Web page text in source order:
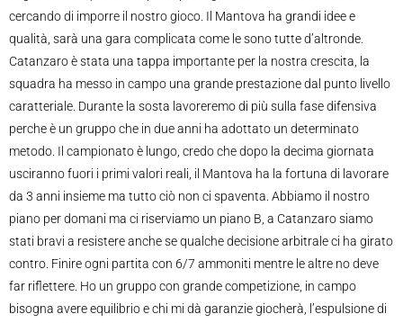
cercando di imporre il nostro gioco. Il Mantova ha grandi idee e
qualità, sarà una gara complicata come le sono tutte d’altronde.
Catanzaro è stata una tappa importante per la nostra crescita, la
squadra ha messo in campo una grande prestazione dal punto livello
caratteriale. Durante la sosta lavoreremo di più sulla fase difensiva
perche è un gruppo che in due anni ha adottato un determinato
metodo. Il campionato è lungo, credo che dopo la decima giornata
usciranno fuori i primi valori reali, il Mantova ha la fortuna di lavorare
da 3 anni insieme ma tutto ciò non ci spaventa. Abbiamo il nostro
piano per domani ma ci riserviamo un piano B, a Catanzaro siamo
stati bravi a resistere anche se qualche decisione arbitrale ci ha girato
contro. Finire ogni partita con 6/7 ammoniti mentre le altre no deve
far riflettere. Ho un gruppo con grande competizione, in campo
bisogna avere equilibrio e chi mi dà garanzie giocherà, l’espulsione di